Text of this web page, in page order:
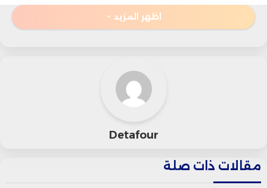
الأميركي باتجاه الصين بحلول منتصف ديسمبر.
الأسبوع الماضي، لتسجّل أول شحنة فعلية
للصين منذ مايو الماضي.
وتأتي هذه التحركات عقب اللقاء الذي جمع
الرئيسين الأميركي دونالد ترامب والصيني شي
جين بينغ في كوريا الجنوبية أواخر أكتوبر،
اظهر المزيد
Detafour
مقالات ذات صلة